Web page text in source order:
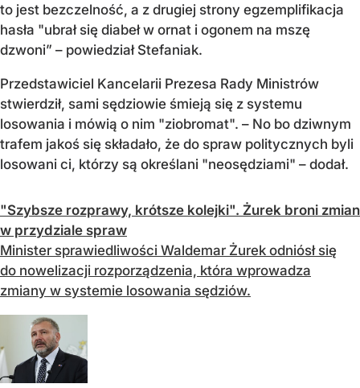
to jest bezczelność, a z drugiej strony egzemplifikacja
hasła "ubrał się diabeł w ornat i ogonem na mszę
dzwoni” – powiedział Stefaniak.
Przedstawiciel Kancelarii Prezesa Rady Ministrów
stwierdził, sami sędziowie śmieją się z systemu
losowania i mówią o nim "ziobromat". – No bo dziwnym
trafem jakoś się składało, że do spraw politycznych byli
losowani ci, którzy są określani "neosędziami" – dodał.
"Szybsze rozprawy, krótsze kolejki". Żurek broni zmian
w przydziale spraw
Minister sprawiedliwości Waldemar Żurek odniósł się
do nowelizacji rozporządzenia, która wprowadza
zmiany w systemie losowania sędziów.